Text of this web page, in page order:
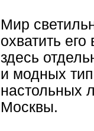
Мир
охватить
здесь
и модных
настольных
Москвы.